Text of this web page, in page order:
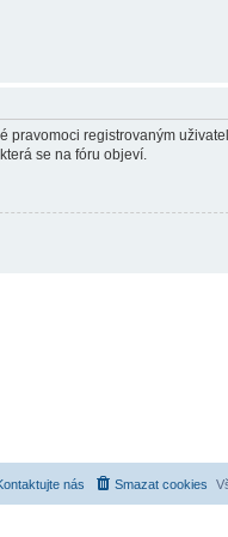
pravomoci registrovaným
se na fóru objeví.
Smazat cookies
nás